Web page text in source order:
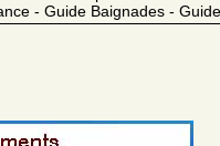
- Guide Baignades -